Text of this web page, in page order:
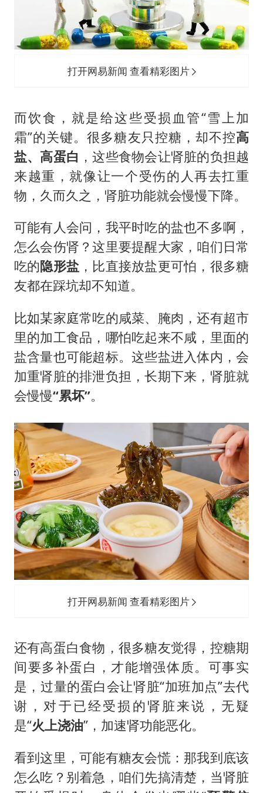
打开网易新闻 查看精彩图片
而饮食，就是给这些受损血管“雪上加
霜”的关键。很多糖友只控糖，却不控高
盐、高蛋白 ，这些食物会让肾脏的负担越
来越重，就像让一个受伤的人再去扛重
物，久而久之，肾脏功能就会慢慢下降。
可能有人会问，我平时吃的盐也不多啊，
怎么会伤肾？这里要提醒大家，咱们日常
吃的隐形盐 ，比直接放盐更可怕，很多糖
友都在踩坑却不知道。
比如某家庭常吃的咸菜、腌肉，还有超市
里的加工食品，哪怕吃起来不咸，里面的
盐含量也可能超标。这些盐进入体内，会
加重肾脏的排泄负担，长期下来，肾脏就
会慢慢“累坏”。
打开网易新闻 查看精彩图片
还有高蛋白食物，很多糖友觉得，控糖期
间要多补蛋白，才能增强体质。可事实
是，过量的蛋白会让肾脏“加班加点”去代
谢，对于已经受损的肾脏来说，无疑
是“火上浇油”，加速肾功能恶化。
看到这里，可能有糖友会慌：那我到底该
怎么吃？别着急，咱们先搞清楚，当肾脏